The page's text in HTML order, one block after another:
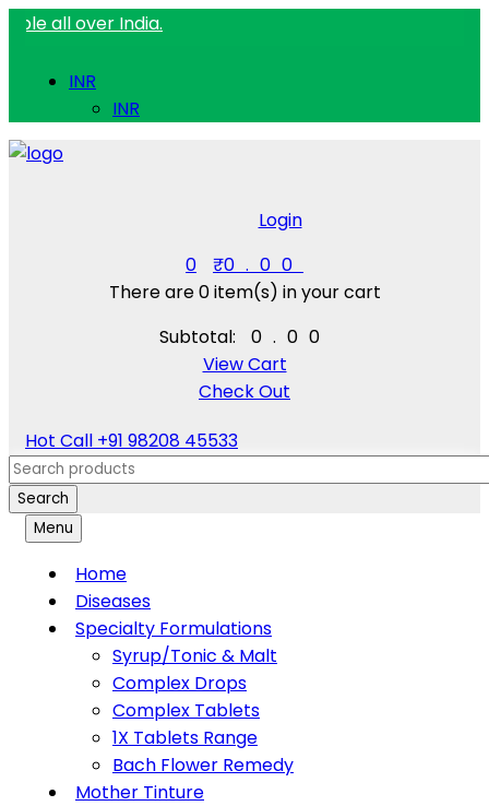
India.
INR
INR
Login
0
₹0.00
There are0 item(s) in your cart
Subtotal:
0.00
View Cart
Check Out
Hot Call +91 98208 45533
Search
Menu
Home
Diseases
Specialty Formulations
Syrup/Tonic & Malt
Complex Drops
Complex Tablets
1X Tablets Range
Bach Flower Remedy
Mother Tinture